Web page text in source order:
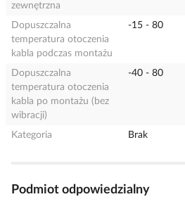
zewnętrzna
Dopuszczalna
temperatura otoczenia
kabla podczas montażu
-15 - 80
Dopuszczalna
temperatura otoczenia
kabla po montażu (bez
wibracji)
-40 - 80
Kategoria Brak
Podmiot odpowiedzialny